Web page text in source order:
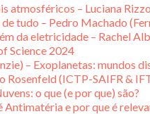
atmosféricos – Luciana
tudo – Pedro Machado
da eletricidade – Rachel
Science 2024
– Exoplanetas: mundos
Rosenfeld (ICTP-SAIFR &
o que (e por que) são?
e por que é